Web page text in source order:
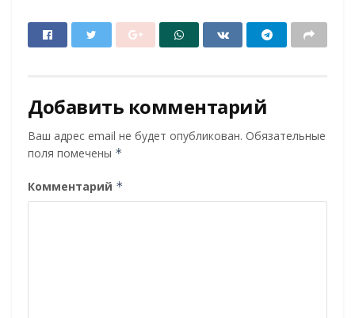
Добавить комментарий
Ваш адрес email не будет опубликован. Обязательные
поля помечены *
Комментарий *